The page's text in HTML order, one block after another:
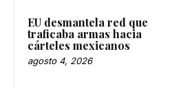
EU desmantela red que
traficaba armas hacia
cárteles mexicanos
agosto 4, 2026